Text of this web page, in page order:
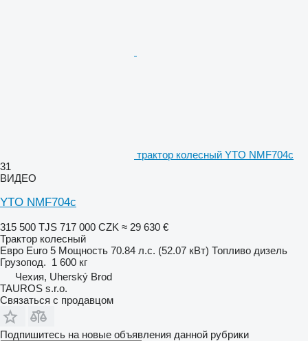
трактор колесный YTO NMF704c
31
ВИДЕО
YTO NMF704c
315 500 TJS 717 000 CZK ≈ 29 630 €
Трактор колесный
Евро Euro 5 Мощность 70.84 л.с. (52.07 кВт) Топливо дизель
Грузопод. 1 600 кг
Чехия, Uherský Brod
TAUROS s.r.o.
Связаться с продавцом
Подпишитесь на новые объявления данной рубрики